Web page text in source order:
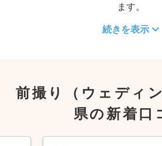
ます。
続きを表示
前撮り（ウェディ
県の新着口